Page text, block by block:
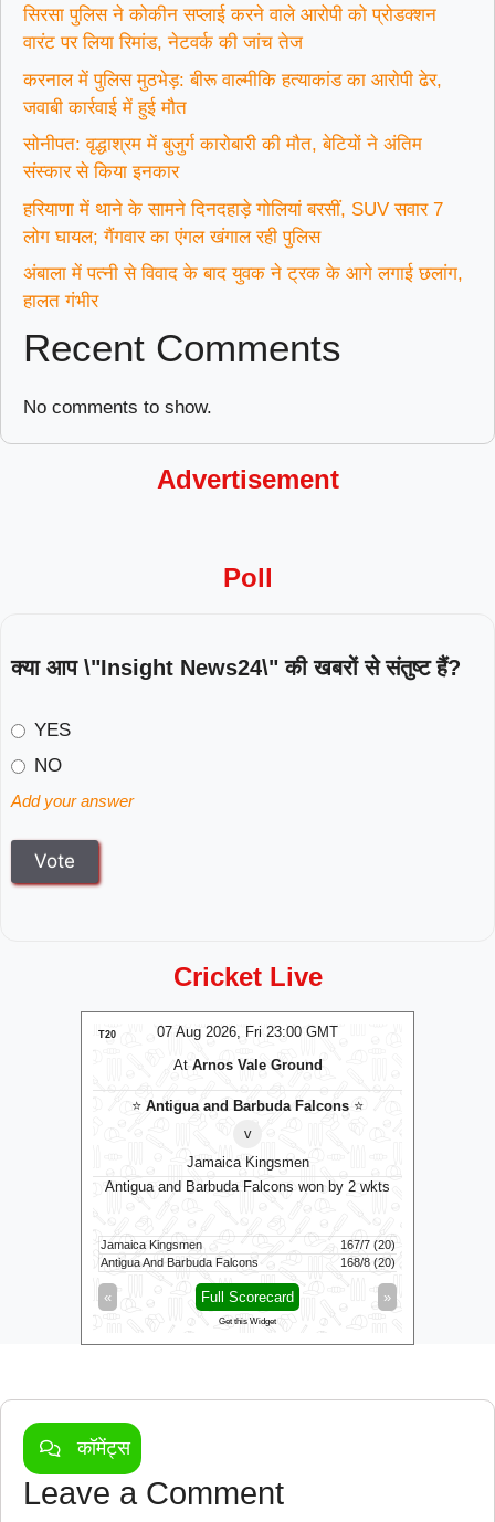
सिरसा पुलिस ने कोकीन सप्लाई करने वाले आरोपी को प्रोडक्शन
वारंट पर लिया रिमांड, नेटवर्क की जांच तेज
करनाल में पुलिस मुठभेड़: बीरू वाल्मीकि हत्याकांड का आरोपी ढेर,
जवाबी कार्रवाई में हुई मौत
सोनीपत: वृद्धाश्रम में बुजुर्ग कारोबारी की मौत, बेटियों ने अंतिम
संस्कार से किया इनकार
हरियाणा में थाने के सामने दिनदहाड़े गोलियां बरसीं, SUV सवार 7
लोग घायल; गैंगवार का एंगल खंगाल रही पुलिस
अंबाला में पत्नी से विवाद के बाद युवक ने ट्रक के आगे लगाई छलांग,
हालत गंभीर
Recent Comments
No comments to show.
Advertisement
Poll
क्या आप \"Insight News24\" की खबरों से संतुष्ट हैं?
YES
NO
Add your answer
Cricket Live
07 Aug 2026, Fri 23:00 GMT
T20
At Arnos Vale Ground
⭐ Antigua and Barbuda Falcons ⭐
v
Jamaica Kingsmen
Antigua and Barbuda Falcons won by 2 wkts
Jamaica Kingsmen
167/7 (20)
Antigua And Barbuda Falcons
168/8 (20)
« »
Full Scorecard
Get this Widget
कॉमेंट्स
Leave a Comment